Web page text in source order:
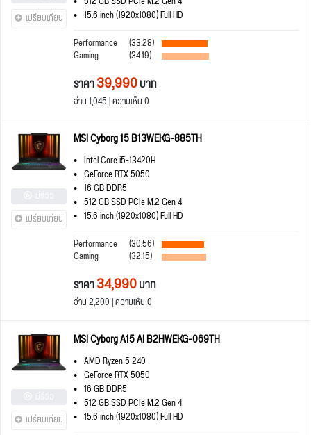
เปรียบเทียบ
15.6 inch (1920x1080) Full HD
Performance
(33.28)
Gaming (34.19)
ราคา39,990บาท
อ่าน 1,045 | ความเห็น 0
เปรียบเทียบ
MSI Cyborg 15 B13WEKG-885TH
Intel Core i5-13420H
GeForce RTX 5050
16 GB DDR5
512 GB SSD PCIe M.2 Gen 4
15.6 inch (1920x1080) Full HD
Performance
(30.56)
Gaming (32.15)
ราคา34,990บาท
อ่าน 2,200 | ความเห็น 0
เปรียบเทียบ
MSI Cyborg A15 AI B2HWEKG-069TH
AMD Ryzen 5 240
GeForce RTX 5050
16 GB DDR5
512 GB SSD PCIe M.2 Gen 4
15.6 inch (1920x1080) Full HD